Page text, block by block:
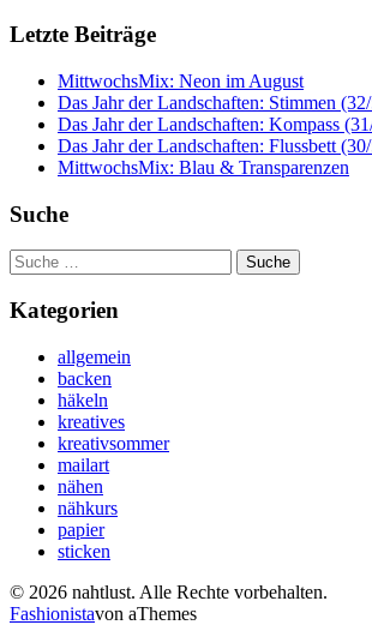
Letzte Beiträge
MittwochsMix: Neon im August
Das Jahr der Landschaften: Stimmen
Das Jahr der Landschaften: Kompass
Das Jahr der Landschaften: Flussbett
MittwochsMix: Blau & Transparenzen
Suche
Suche
nach:
Kategorien
allgemein
backen
häkeln
kreatives
kreativsommer
mailart
nähen
nähkurs
papier
sticken
© 2026 nahtlust. Alle Rechte vorbehalten.
Fashionistavon aThemes